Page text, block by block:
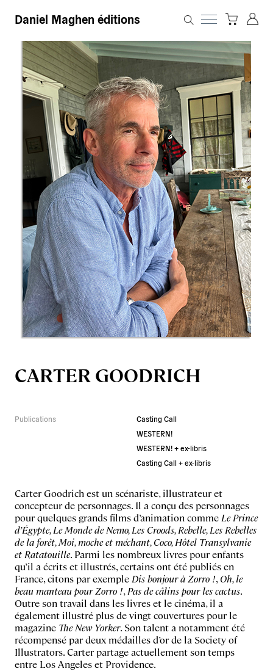
Daniel Maghen éditions
CARTER GOODRICH
Publications
Casting Call
WESTERN!
WESTERN! + ex-libris
Casting Call + ex-libris
Carter Goodrich est un scénariste, illustrateur et
concepteur de personnages. Il a conçu des personnages
pour quelques grands films d’animation comme Le Prince
d’Égypte, Le Monde de Nemo, Les Croods, Rebelle, Les Rebelles
de la forêt, Moi, moche et méchant, Coco, Hôtel Transylvanie
et Ratatouille. Parmi les nombreux livres pour enfants
qu’il a écrits et illustrés, certains ont été publiés en
France, citons par exemple Dis bonjour à Zorro !, Oh, le
beau manteau pour Zorro !, Pas de câlins pour les cactus.
Outre son travail dans les livres et le cinéma, il a
également illustré plus de vingt couvertures pour le
magazine The New Yorker. Son talent a notamment été
récompensé par deux médailles d’or de la Society of
Illustrators. Carter partage actuellement son temps
entre Los Angeles et Providence.